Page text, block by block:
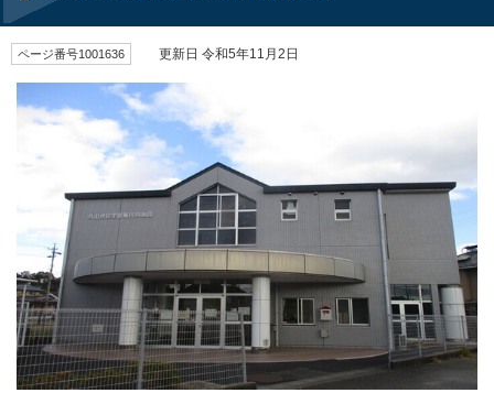
ページ番号1001636 更新日 令和5年11月2日